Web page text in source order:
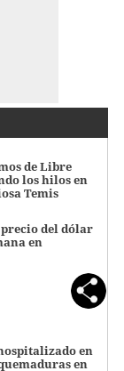
de Libre
los hilos en
Temis
del dólar
en
en
en